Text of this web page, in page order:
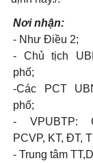
Nơi nhận:
- Như Điều 2;
- Chủ tịch
phố;
-Các PCT
phố;
- VPUBTP:
PCVP, KT, ĐT,
- Trung tâm